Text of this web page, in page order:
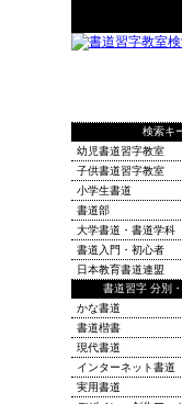
検索キ
幼児書道習字教室
子供書道習字教室
小学生書道
書道部
大学書道・書道学科
書道入門・初心者
日本教育書道連盟
書道習字 分別
かな書道
書道楷書
現代書道
インターネット書道
実用書道